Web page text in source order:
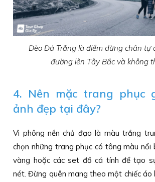
Đèo Đá Trắng là điểm dừng chân tự
đường lên Tây Bắc và không
4. Nên mặc trang phục
ảnh đẹp tại đây?
Vì phông nền chủ đạo là màu trắng
chọn những trang phục có tông màu nổi
vàng hoặc các set đồ cá tính để tạo
nét. Đừng quên mang theo một chiếc áo